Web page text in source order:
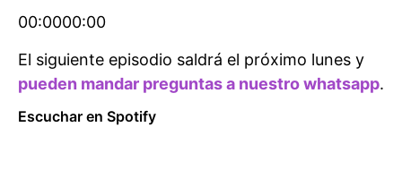
00:0000:00
El siguiente episodio saldrá el próximo lunes y
pueden mandar preguntas a nuestro whatsapp.
Escuchar en Spotify